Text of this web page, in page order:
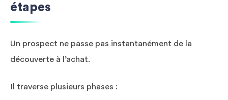
étapes
Un prospect ne passe pas instantanément de la
découverte à l’achat.
Il traverse plusieurs phases :